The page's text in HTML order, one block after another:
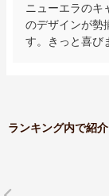
ニューエラのキ
のデザインが勢
す。きっと喜び
ランキング内で紹